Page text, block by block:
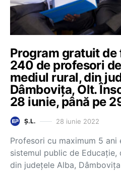
Program gratuit
240 de profesori
mediul rural, din
Dâmbovița, Olt.
28 iunie, până pe
Ș.L. 28 iunie 2022
Profesori cu maximum 5 ani
sistemul public de
din județele Alba,